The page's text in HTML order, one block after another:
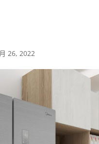
26, 2022